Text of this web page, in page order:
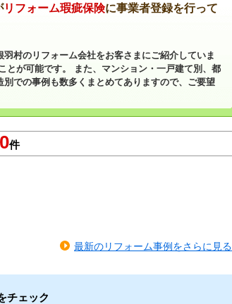
リフォーム瑕疵保険に事業者登録を行って
村のリフォーム会社をお客さまにご紹介していま
とが可能です。 また、マンション・一戸建て別、都
での事例も数多くまとめてありますので、ご要望
0件
最新のリフォーム事例をさらに見る
チェック